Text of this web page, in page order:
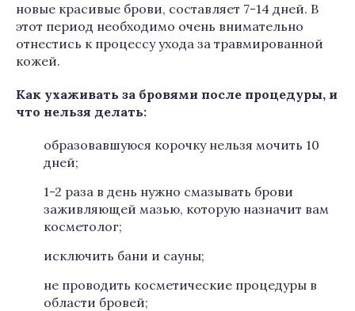
новые красивые брови, составляет 7-14 дней. В
этот период необходимо очень внимательно
отнестись к процессу ухода за травмированной
кожей.
Как ухаживать за бровями после процедуры, и
что нельзя делать:
образовавшуюся корочку нельзя мочить 10
дней;
1-2 раза в день нужно смазывать брови
заживляющей мазью, которую назначит вам
косметолог;
исключить бани и сауны;
не проводить косметические процедуры в
области бровей;